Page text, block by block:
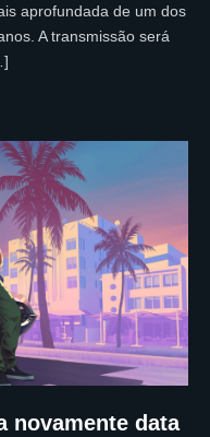
aprofundada de um dos
A transmissão será
novamente data